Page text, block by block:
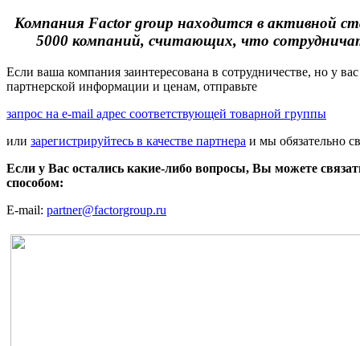
Компания Factor group находится в активной
5000 компаний, считающих, что
Если ваша компания заинтересована в сотрудничестве, но у
партнерской информации и ценам, отправьте
запрос на e-mail адрес соответствующей товарной группы
или зарегистрируйтесь в качестве партнера и мы обязательно
Если у Вас остались какие-либо вопросы, Вы можете
способом:
E-mail: partner@factorgroup.ru